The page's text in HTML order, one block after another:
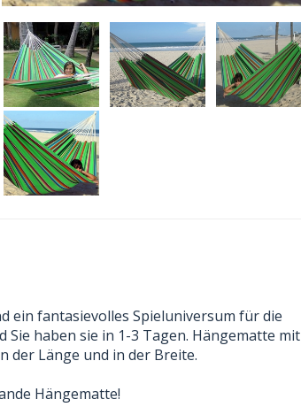
ein fantasievolles Spieluniversum für die
Sie haben sie in 1-3 Tagen. Hängematte mit
der Länge und in der Breite.
Hängematte!